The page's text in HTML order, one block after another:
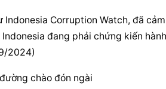
Indonesia Corruption Watch, đã
đang phải chứng kiến
2024)
chào đón ngài